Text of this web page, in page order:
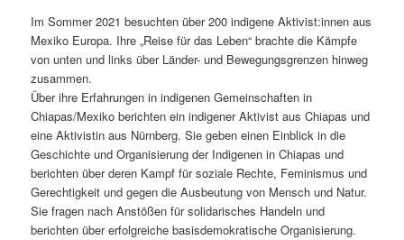
Im Sommer 2021 besuchten über 200 indigene Aktivist:innen aus
Mexiko Europa. Ihre „Reise für das Leben“ brachte die Kämpfe
von unten und links über Länder- und Bewegungsgrenzen hinweg
zusammen.
Über ihre Erfahrungen in indigenen Gemeinschaften in
Chiapas/Mexiko berichten ein indigener Aktivist aus Chiapas und
eine Aktivistin aus Nürnberg. Sie geben einen Einblick in die
Geschichte und Organisierung der Indigenen in Chiapas und
berichten über deren Kampf für soziale Rechte, Feminismus und
Gerechtigkeit und gegen die Ausbeutung von Mensch und Natur.
Sie fragen nach Anstößen für solidarisches Handeln und
berichten über erfolgreiche basisdemokratische Organisierung.